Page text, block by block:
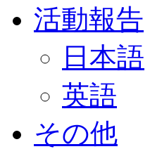
活動報告
日本語
英語
その他